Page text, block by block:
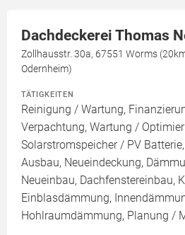
Dachdeckerei Thomas
Zollhausstr. 30a, 67551 Worms
Odernheim)
TÄTIGKEITEN
Reinigung / Wartung,
Verpachtung, Wartung /
Solarstromspeicher / PV
Ausbau, Neueindeckung,
Neueinbau, Dachfenstereinbau,
Einblasdämmung,
Hohlraumdämmung, Planung /